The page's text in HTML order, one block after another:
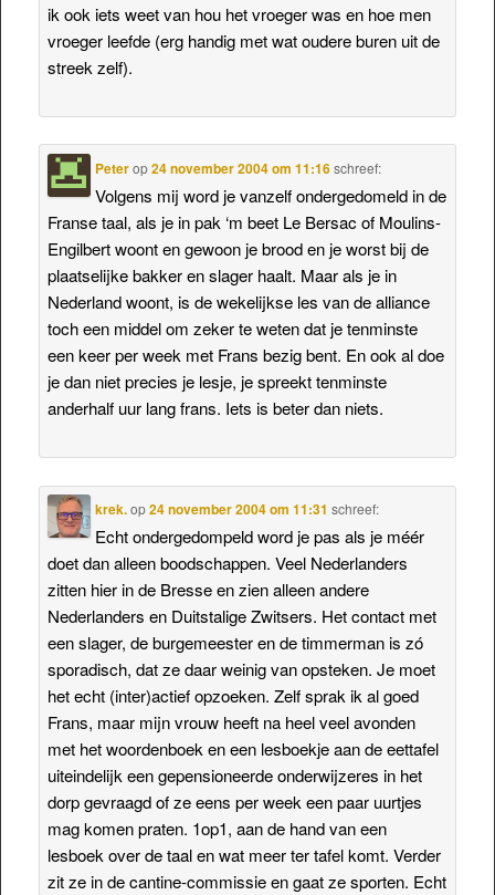
ik ook iets weet van hou het vroeger was en hoe men
vroeger leefde (erg handig met wat oudere buren uit de
streek zelf).
Peterop24 november 2004 om 11:16 schreef:
Volgens mij word je vanzelf ondergedomeld in de
Franse taal, als je in pak ‘m beet Le Bersac of Moulins-
Engilbert woont en gewoon je brood en je worst bij de
plaatselijke bakker en slager haalt. Maar als je in
Nederland woont, is de wekelijkse les van de alliance
toch een middel om zeker te weten dat je tenminste
een keer per week met Frans bezig bent. En ook al doe
je dan niet precies je lesje, je spreekt tenminste
anderhalf uur lang frans. Iets is beter dan niets.
krek.op24 november 2004 om 11:31 schreef:
Echt ondergedompeld word je pas als je méér
doet dan alleen boodschappen. Veel Nederlanders
zitten hier in de Bresse en zien alleen andere
Nederlanders en Duitstalige Zwitsers. Het contact met
een slager, de burgemeester en de timmerman is zó
sporadisch, dat ze daar weinig van opsteken. Je moet
het echt (inter)actief opzoeken. Zelf sprak ik al goed
Frans, maar mijn vrouw heeft na heel veel avonden
met het woordenboek en een lesboekje aan de eettafel
uiteindelijk een gepensioneerde onderwijzeres in het
dorp gevraagd of ze eens per week een paar uurtjes
mag komen praten. 1op1, aan de hand van een
lesboek over de taal en wat meer ter tafel komt. Verder
zit ze in de cantine-commissie en gaat ze sporten. Echt